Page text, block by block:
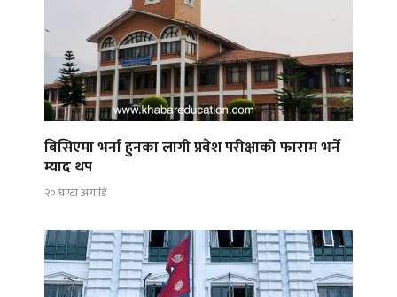
बिसिएमा भर्ना हुनका लागी प्रवेश परीक्षाको फाराम भर्ने
म्याद थप
२० घण्टा अगाडि